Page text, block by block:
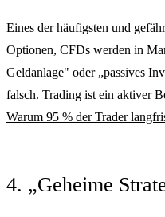
Eines der häufigsten und
Optionen, CFDs werden in
Geldanlage" oder „passives
falsch. Trading ist ein aktiver
Warum 95 % der Trader
4. „Geheime